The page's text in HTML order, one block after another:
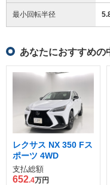
最小回転半径
あなたにおすすめの
レクサス NX 350 Fス
ポーツ 4WD
支払総額
652.4万円